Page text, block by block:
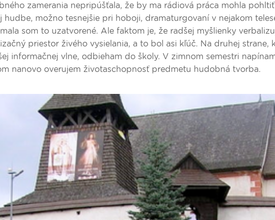
zamerania nepripúšťala, že by ma rádiová práca mohla
hudbe, možno tesnejšie pri hoboji, dramaturgovaní v nejakom
som to uzatvorené. Ale faktom je, že radšej myšlienky
priestor živého vysielania, a to bol asi kľúč. Na druhej strane,
informačnej vlne, odbieham do školy. V zimnom semestri
nanovo overujem životaschopnosť predmetu hudobná tvorba.